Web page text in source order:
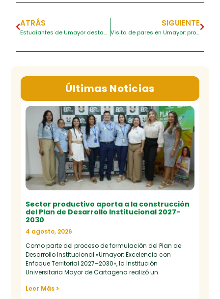
ATRÁS
Estudiantes de Umayor destacan en programa de prácticas laborales ‘Mi primera chamba’
SIGUIENTE
Visita de pares en Umayor: programa de Tecnología Seguridad y Salud en el Trabajo y Especialización en Conservación y Restauración del Patrimonio Arquitectónico
Últimas Noticias
Sector productivo aporta a la construcción
del Plan de Desarrollo Institucional 2027-
2030
4 agosto, 2026
Como parte del proceso de formulación del Plan de
Desarrollo Institucional «Umayor: Excelencia con
Enfoque Territorial 2027–2030», la Institución
Universitaria Mayor de Cartagena realizó un
Leer Más >